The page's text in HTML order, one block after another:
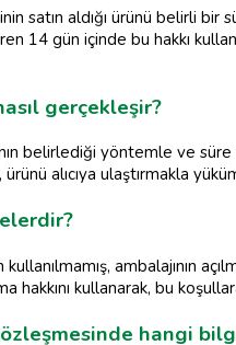
satın aldığı ürünü belirli
14 gün içinde bu hakkı
gerçekleşir?
belirlediği yöntemle ve
alıcıya ulaştırmakla
kullanılmamış, ambalajının
hakkını kullanarak, bu
hangi